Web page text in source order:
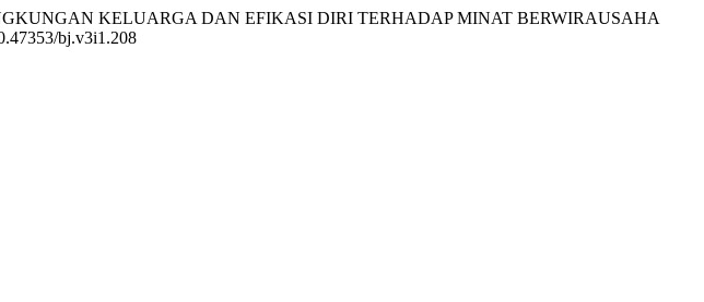
KELUARGA DAN EFIKASI DIRI TERHADAP MINAT BERWIRAUSAHA
bj.v3i1.208